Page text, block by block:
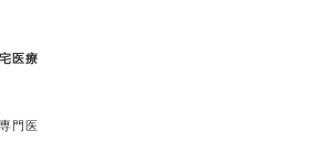
医療
門医